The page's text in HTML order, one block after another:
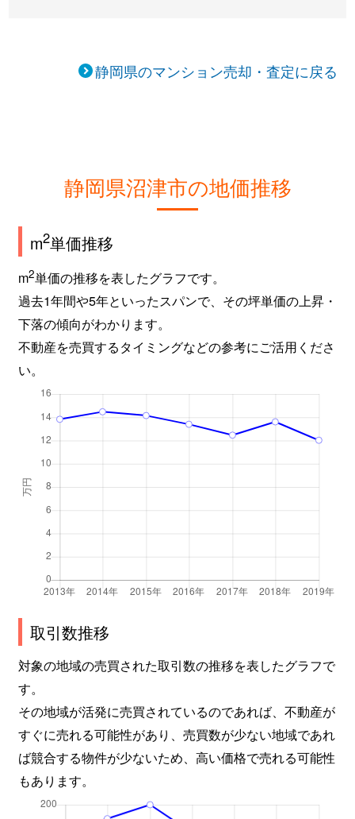
静岡県のマンション売却・査定に戻る
静岡県沼津市の地価推移
m2単価推移
m2単価の推移を表したグラフです。
過去1年間や5年といったスパンで、その坪単価の上昇・
下落の傾向がわかります。
不動産を売買するタイミングなどの参考にご活用くださ
い。
取引数推移
対象の地域の売買された取引数の推移を表したグラフで
す。
その地域が活発に売買されているのであれば、不動産が
すぐに売れる可能性があり、売買数が少ない地域であれ
ば競合する物件が少ないため、高い価格で売れる可能性
もあります。